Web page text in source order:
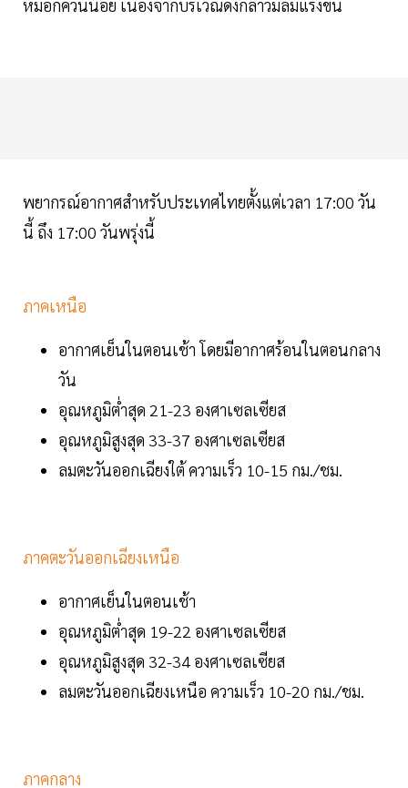
หมอกควันน้อย เนื่องจากบริเวณดังกล่าวมีลมแรงขึ้น
พยากรณ์อากาศสำหรับประเทศไทยตั้งแต่เวลา 17:00 วัน
นี้ ถึง 17:00 วันพรุ่งนี้
ภาคเหนือ
อากาศเย็นในตอนเช้า โดยมีอากาศร้อนในตอนกลาง
วัน
อุณหภูมิต่ำสุด 21-23 องศาเซลเซียส
อุณหภูมิสูงสุด 33-37 องศาเซลเซียส
ลมตะวันออกเฉียงใต้ ความเร็ว 10-15 กม./ชม.
ภาคตะวันออกเฉียงเหนือ
อากาศเย็นในตอนเช้า
อุณหภูมิต่ำสุด 19-22 องศาเซลเซียส
อุณหภูมิสูงสุด 32-34 องศาเซลเซียส
ลมตะวันออกเฉียงเหนือ ความเร็ว 10-20 กม./ชม.
ภาคกลาง